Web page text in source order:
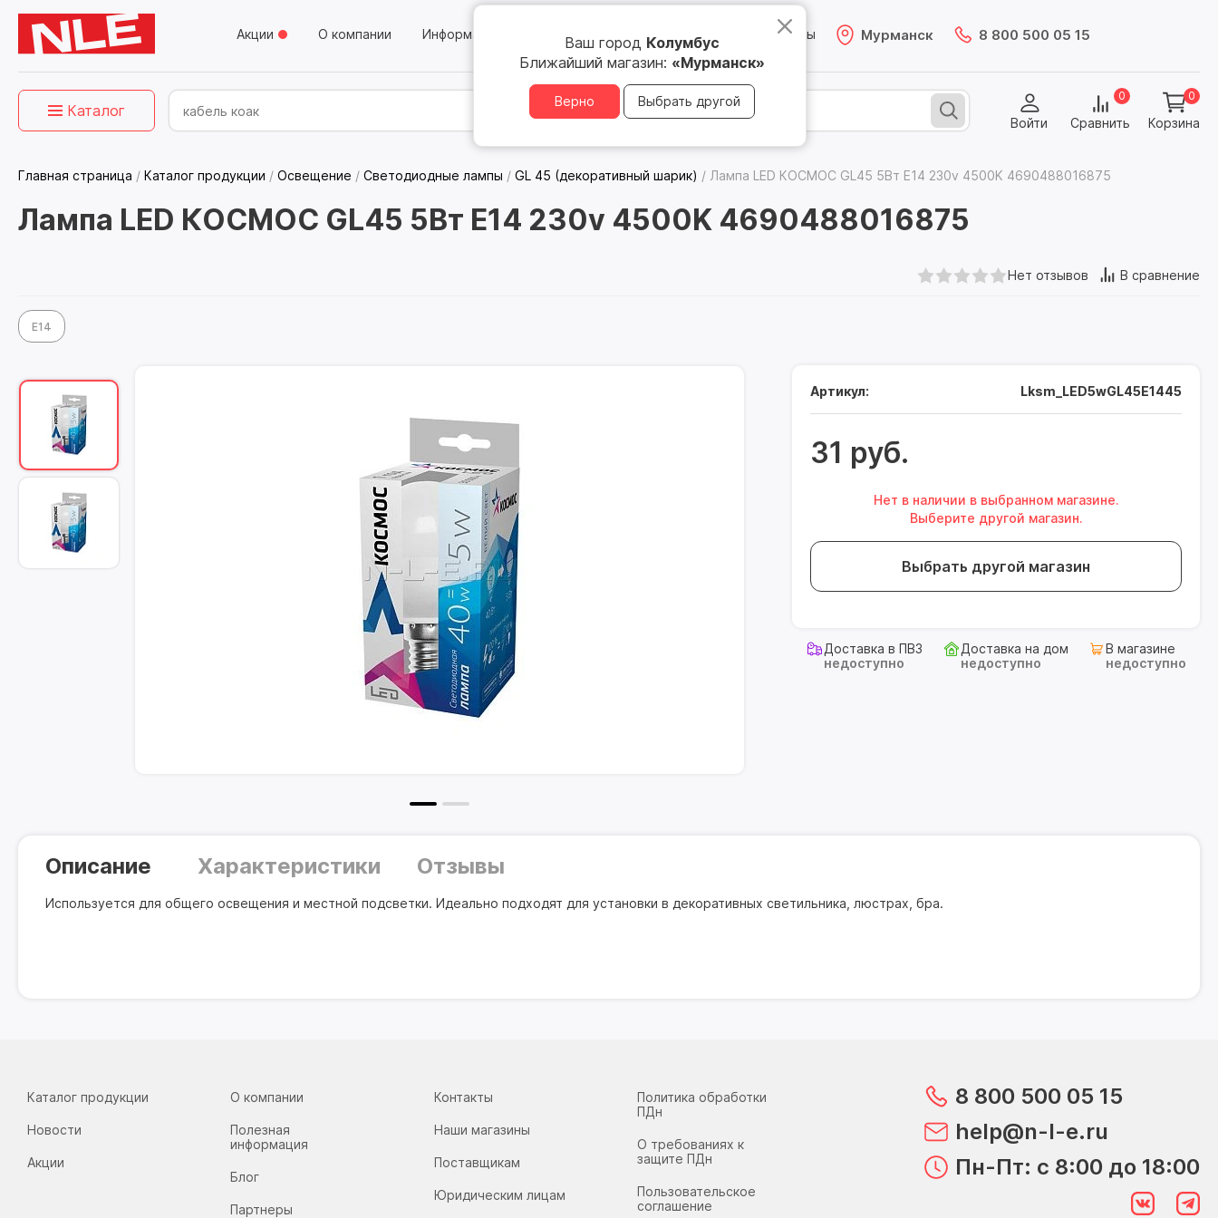
Акции О компании Информация Юридическим лицам Магазины Мурманск
Ваш город Колумбус
Ближайший магазин: «Мурманск»
Верно Выбрать другой
8 800 500 05 15
Каталог
Войти Сравнить
0
Корзина
0
Главная страница / Каталог продукции / Освещение / Светодиодные лампы / GL 45 (декоративный шарик) / Лампа LED КОСМОС GL45 5Вт Е14 230v 4500K 4690488016875
Лампа LED КОСМОС GL45 5Вт Е14 230v 4500K 4690488016875
Нет отзывов В сравнение
E14
Артикул: Lksm_LED5wGL45E1445
31 руб.
Нет в наличии в выбранном магазине.
Выберите другой магазин.
Выбрать другой магазин
Доставка в ПВЗ
недоступно
Доставка на дом
недоступно
В магазине
недоступно
Описание
Используется для общего освещения и местной подсветки. Идеально подходят для установки в декоративных светильника, люстрах, бра.
Характеристики Отзывы
Каталог продукции
Новости
Акции
О компании
Полезная
информация
Блог
Партнеры
Контакты
Наши магазины
Поставщикам
Юридическим лицам
Политика обработки
ПДн
О требованиях к
защите ПДн
Пользовательское
соглашение
8 800 500 05 15
help@n-l-e.ru
Пн-Пт: с 8:00 до 18:00